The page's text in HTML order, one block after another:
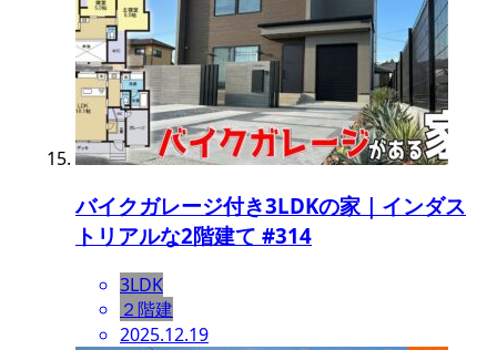
バイクガレージ付き3LDKの家｜インダス
トリアルな2階建て #314
3LDK
２階建
2025.12.19